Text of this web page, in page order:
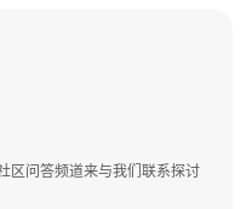
区问答频道来与我们联系探讨